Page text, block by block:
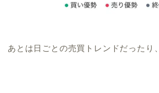
あとは日ごとの売買トレンドだったり、